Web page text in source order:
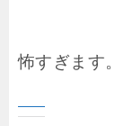
怖すぎます。